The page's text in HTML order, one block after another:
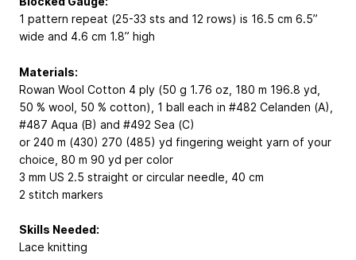
1 pattern repeat (25-33 sts and 12 rows) is 16.5 cm 6.5”
wide and 4.6 cm 1.8” high
Materials:
Rowan Wool Cotton 4 ply (50 g 1.76 oz, 180 m 196.8 yd,
50 % wool, 50 % cotton), 1 ball each in #482 Celanden (A),
#487 Aqua (B) and #492 Sea (C)
or 240 m (430) 270 (485) yd fingering weight yarn of your
choice, 80 m 90 yd per color
3 mm US 2.5 straight or circular needle, 40 cm
2 stitch markers
Skills Needed:
Lace knitting